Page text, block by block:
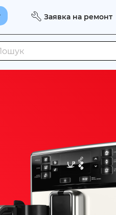
Заявка на ремонт